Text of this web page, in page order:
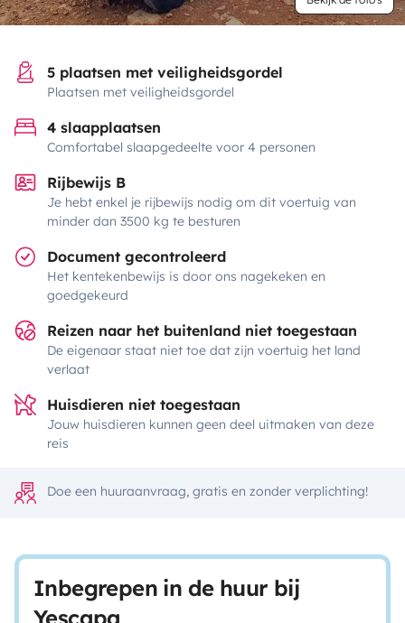
5 plaatsen met veiligheidsgordel
Plaatsen met veiligheidsgordel
4 slaapplaatsen
Comfortabel slaapgedeelte voor 4 personen
Rijbewijs B
Je hebt enkel je rijbewijs nodig om dit voertuig van
minder dan 3500 kg te besturen
Document gecontroleerd
Het kentekenbewijs is door ons nagekeken en
goedgekeurd
Reizen naar het buitenland niet toegestaan
De eigenaar staat niet toe dat zijn voertuig het land
verlaat
Huisdieren niet toegestaan
Jouw huisdieren kunnen geen deel uitmaken van deze
reis
Doe een huuraanvraag, gratis en zonder verplichting!
Inbegrepen in de huur bij
Yescapa